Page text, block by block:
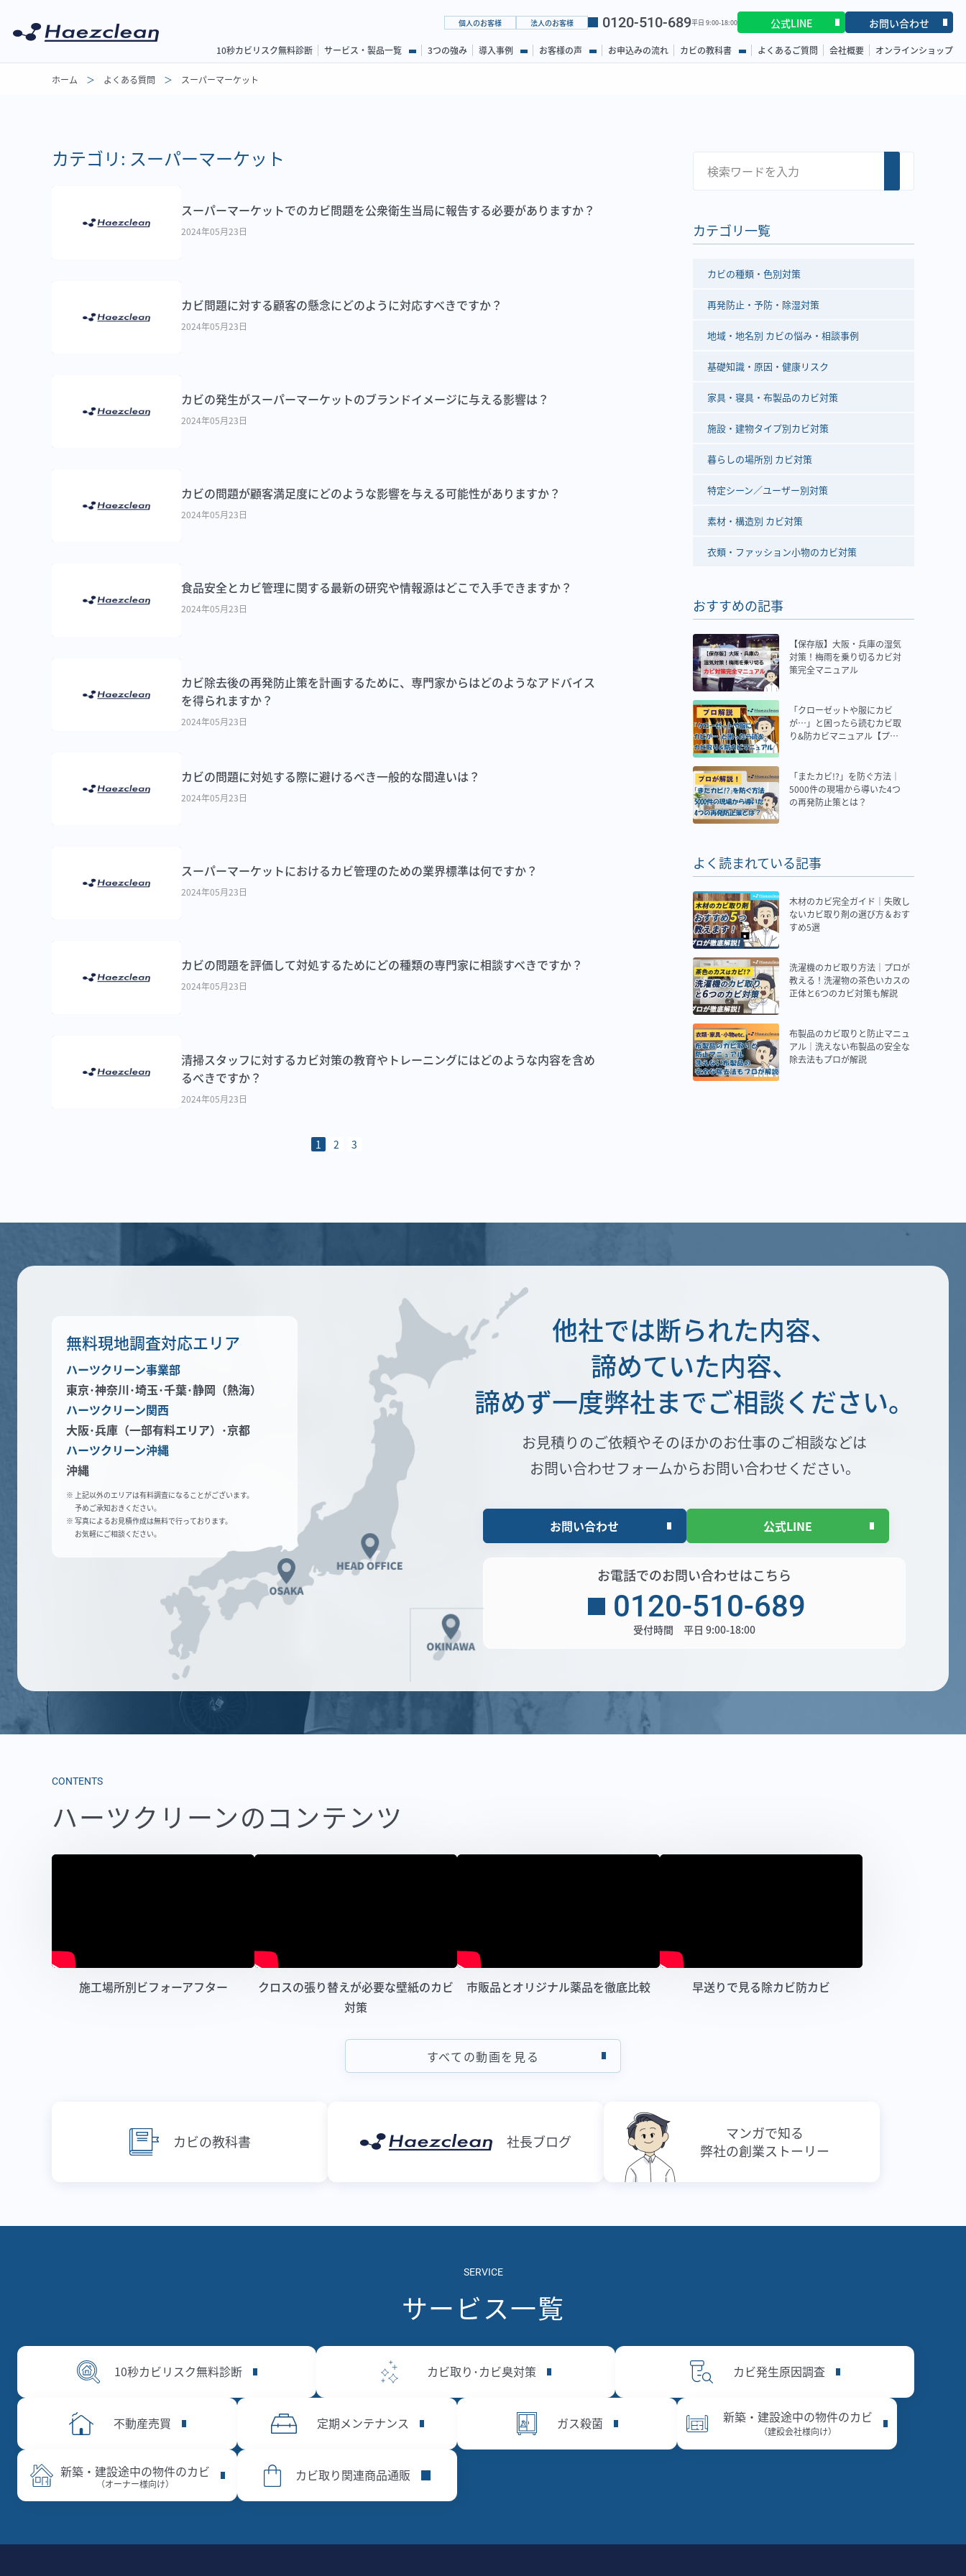
個人のお客様 法人のお客様 0120-510-689平日 9:00-18:00 公式LINE お問い合わせ
10秒カビリスク無料診断 サービス・製品一覧 3つの強み 導入事例 お客様の声 お申込みの流れ カビの教科書 よくあるご質問 会社概要 オンラインショップ
ホーム よくある質問 スーパーマーケット
カテゴリ: スーパーマーケット
スーパーマーケットでのカビ問題を公衆衛生当局に報告する必要がありますか？
2024年05月23日
カビ問題に対する顧客の懸念にどのように対応すべきですか？
2024年05月23日
カビの発生がスーパーマーケットのブランドイメージに与える影響は？
2024年05月23日
カビの問題が顧客満足度にどのような影響を与える可能性がありますか？
2024年05月23日
食品安全とカビ管理に関する最新の研究や情報源はどこで入手できますか？
2024年05月23日
カビ除去後の再発防止策を計画するために、専門家からはどのようなアドバイス
を得られますか？
2024年05月23日
カビの問題に対処する際に避けるべき一般的な間違いは？
2024年05月23日
スーパーマーケットにおけるカビ管理のための業界標準は何ですか？
2024年05月23日
カビの問題を評価して対処するためにどの種類の専門家に相談すべきですか？
2024年05月23日
清掃スタッフに対するカビ対策の教育やトレーニングにはどのような内容を含め
るべきですか？
2024年05月23日
1 2 3
カテゴリ一覧
カビの種類・色別対策
再発防止・予防・除湿対策
地域・地名別 カビの悩み・相談事例
基礎知識・原因・健康リスク
家具・寝具・布製品のカビ対策
施設・建物タイプ別カビ対策
暮らしの場所別 カビ対策
特定シーン／ユーザー別対策
素材・構造別 カビ対策
衣類・ファッション小物のカビ対策
おすすめの記事
【保存版】大阪・兵庫の湿気
対策！梅雨を乗り切るカビ対
策完全マニュアル
「クローゼットや服にカビ
が…」と困ったら読むカビ取
り&防カビマニュアル【プロ
「またカビ!?」を防ぐ方法｜
5000件の現場から導いた4つ
の再発防止策とは？
よく読まれている記事
木材のカビ完全ガイド｜失敗し
ないカビ取り剤の選び方＆おす
すめ5選
洗濯機のカビ取り方法｜プロが
教える！洗濯物の茶色いカスの
正体と6つのカビ対策も解説
布製品のカビ取りと防止マニュ
アル｜洗えない布製品の安全な
除去法もプロが解説
無料現地調査対応エリア
ハーツクリーン事業部
東京･神奈川･埼玉･千葉･静岡（熱海）
ハーツクリーン関西
大阪･兵庫（一部有料エリア） ･京都
ハーツクリーン沖縄
沖縄
※ 上記以外のエリアは有料調査になることがございます。
予めご承知おきください。
※ 写真によるお見積作成は無料で行っております。
お気軽にご相談ください。
他社では断られた内容、
諦めていた内容、
諦めず一度弊社までご相談ください。
お見積りのご依頼やそのほかのお仕事のご相談などは
お問い合わせフォームからお問い合わせください。
お問い合わせ 公式LINE
お電話でのお問い合わせはこちら
0120-510-689
受付時間 平日 9:00-18:00
CONTENTS
ハーツクリーンのコンテンツ
施工場所別ビフォーアフター
クロスの張り替えが必要な壁紙のカビ
対策
市販品とオリジナル薬品を徹底比較 早送りで見る除カビ防カビ
すべての動画を見る
カビの教科書 社長ブログ
マンガで知る
弊社の創業ストーリー
SERVICE
サービス一覧
10秒カビリスク無料診断 カビ取り･カビ臭対策 カビ発生原因調査
不動産売買 定期メンテナンス ガス殺菌 新築・建設途中の物件のカビ
（建設会社様向け）
新築・建設途中の物件のカビ
（オーナー様向け） カビ取り関連商品通販